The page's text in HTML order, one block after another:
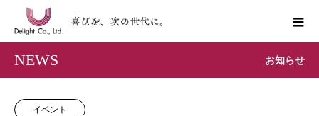
NEWS お知らせ
イベント